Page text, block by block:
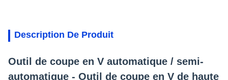
Description De Produit
Outil de coupe en V automatique / semi-
automatique - Outil de coupe en V de haute